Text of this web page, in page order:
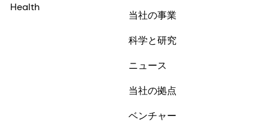
Health
当社の事業
科学と研究
ニュース
当社の拠点
ベンチャー